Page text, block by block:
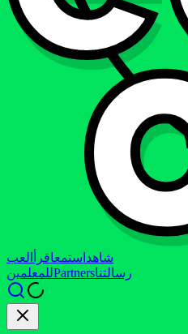
شاهد استمعاقرأ
العب
للمعلمينPartnersرسالتنا